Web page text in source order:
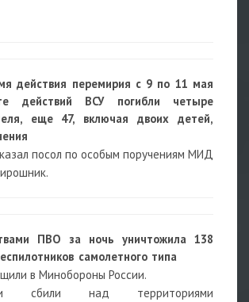
действия перемирия с 9 по 11 мая
действий ВСУ погибли четыре
еще 47, включая двоих детей,
посол по особым поручениям МИД
ПВО за ночь уничтожила 138
самолетного типа
в Минобороны России.
сбили над территориями